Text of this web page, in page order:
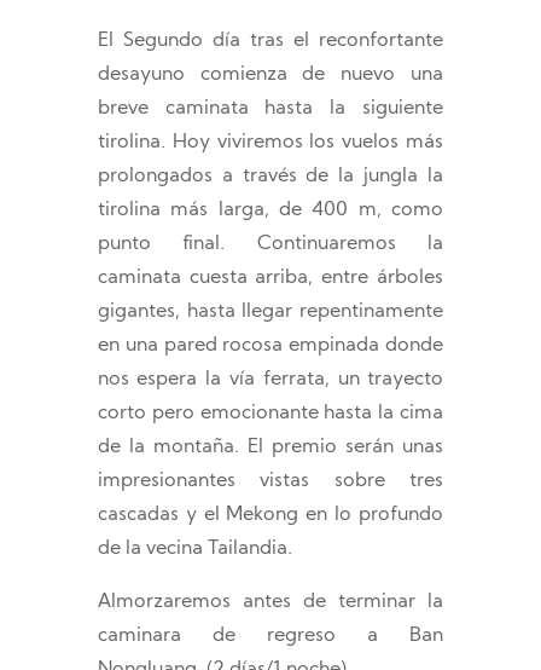
El Segundo día tras el reconfortante
desayuno comienza de nuevo una
breve caminata hasta la siguiente
tirolina. Hoy viviremos los vuelos más
prolongados a través de la jungla la
tirolina más larga, de 400 m, como
punto final. Continuaremos la
caminata cuesta arriba, entre árboles
gigantes, hasta llegar repentinamente
en una pared rocosa empinada donde
nos espera la vía ferrata, un trayecto
corto pero emocionante hasta la cima
de la montaña. El premio serán unas
impresionantes vistas sobre tres
cascadas y el Mekong en lo profundo
de la vecina Tailandia.
Almorzaremos antes de terminar la
caminara de regreso a Ban